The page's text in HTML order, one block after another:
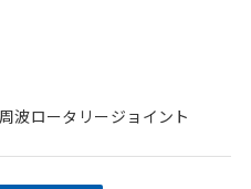
波ロータリージョイント